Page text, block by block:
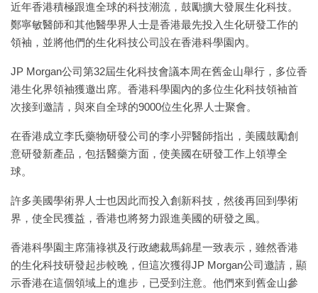
近年香港積極跟進全球的科技潮流，鼓勵擴大發展生化科技。
鄭寧敏醫師和其他醫學界人士是香港最先投入生化研發工作的
領袖，並將他們的生化科技公司設在香港科學園內。
JP Morgan公司第32屆生化科技會議本周在舊金山舉行，多位香
港生化界領袖獲邀出席。香港科學園內的多位生化科技領袖首
次接到邀請，與來自全球的9000位生化界人士聚會。
在香港成立李氏藥物研發公司的李小羿醫師指出，美國鼓勵創
意研發新產品，包括醫藥方面，使美國在研發工作上領導全
球。
許多美國學術界人士也因此而投入創新科技，然後再回到學術
界，使全民獲益，香港也將努力跟進美國的研發之風。
香港科學園主席蒲祿祺及行政總裁馬錦星一致表示，雖然香港
的生化科技研發起步較晚，但這次獲得JP Morgan公司邀請，顯
示香港在這個領域上的進步，已受到注意。他們來到舊金山參